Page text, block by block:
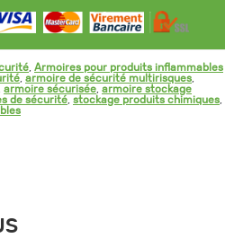
Armoires pour produits inflammables
armoire de sécurité multirisques
armoire sécurisée armoire stockage
de sécurité stockage produits chimiques